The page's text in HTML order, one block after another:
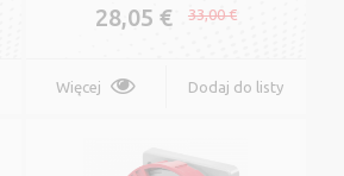
28,05 € 33,00 €
Więcej Dodaj do listy